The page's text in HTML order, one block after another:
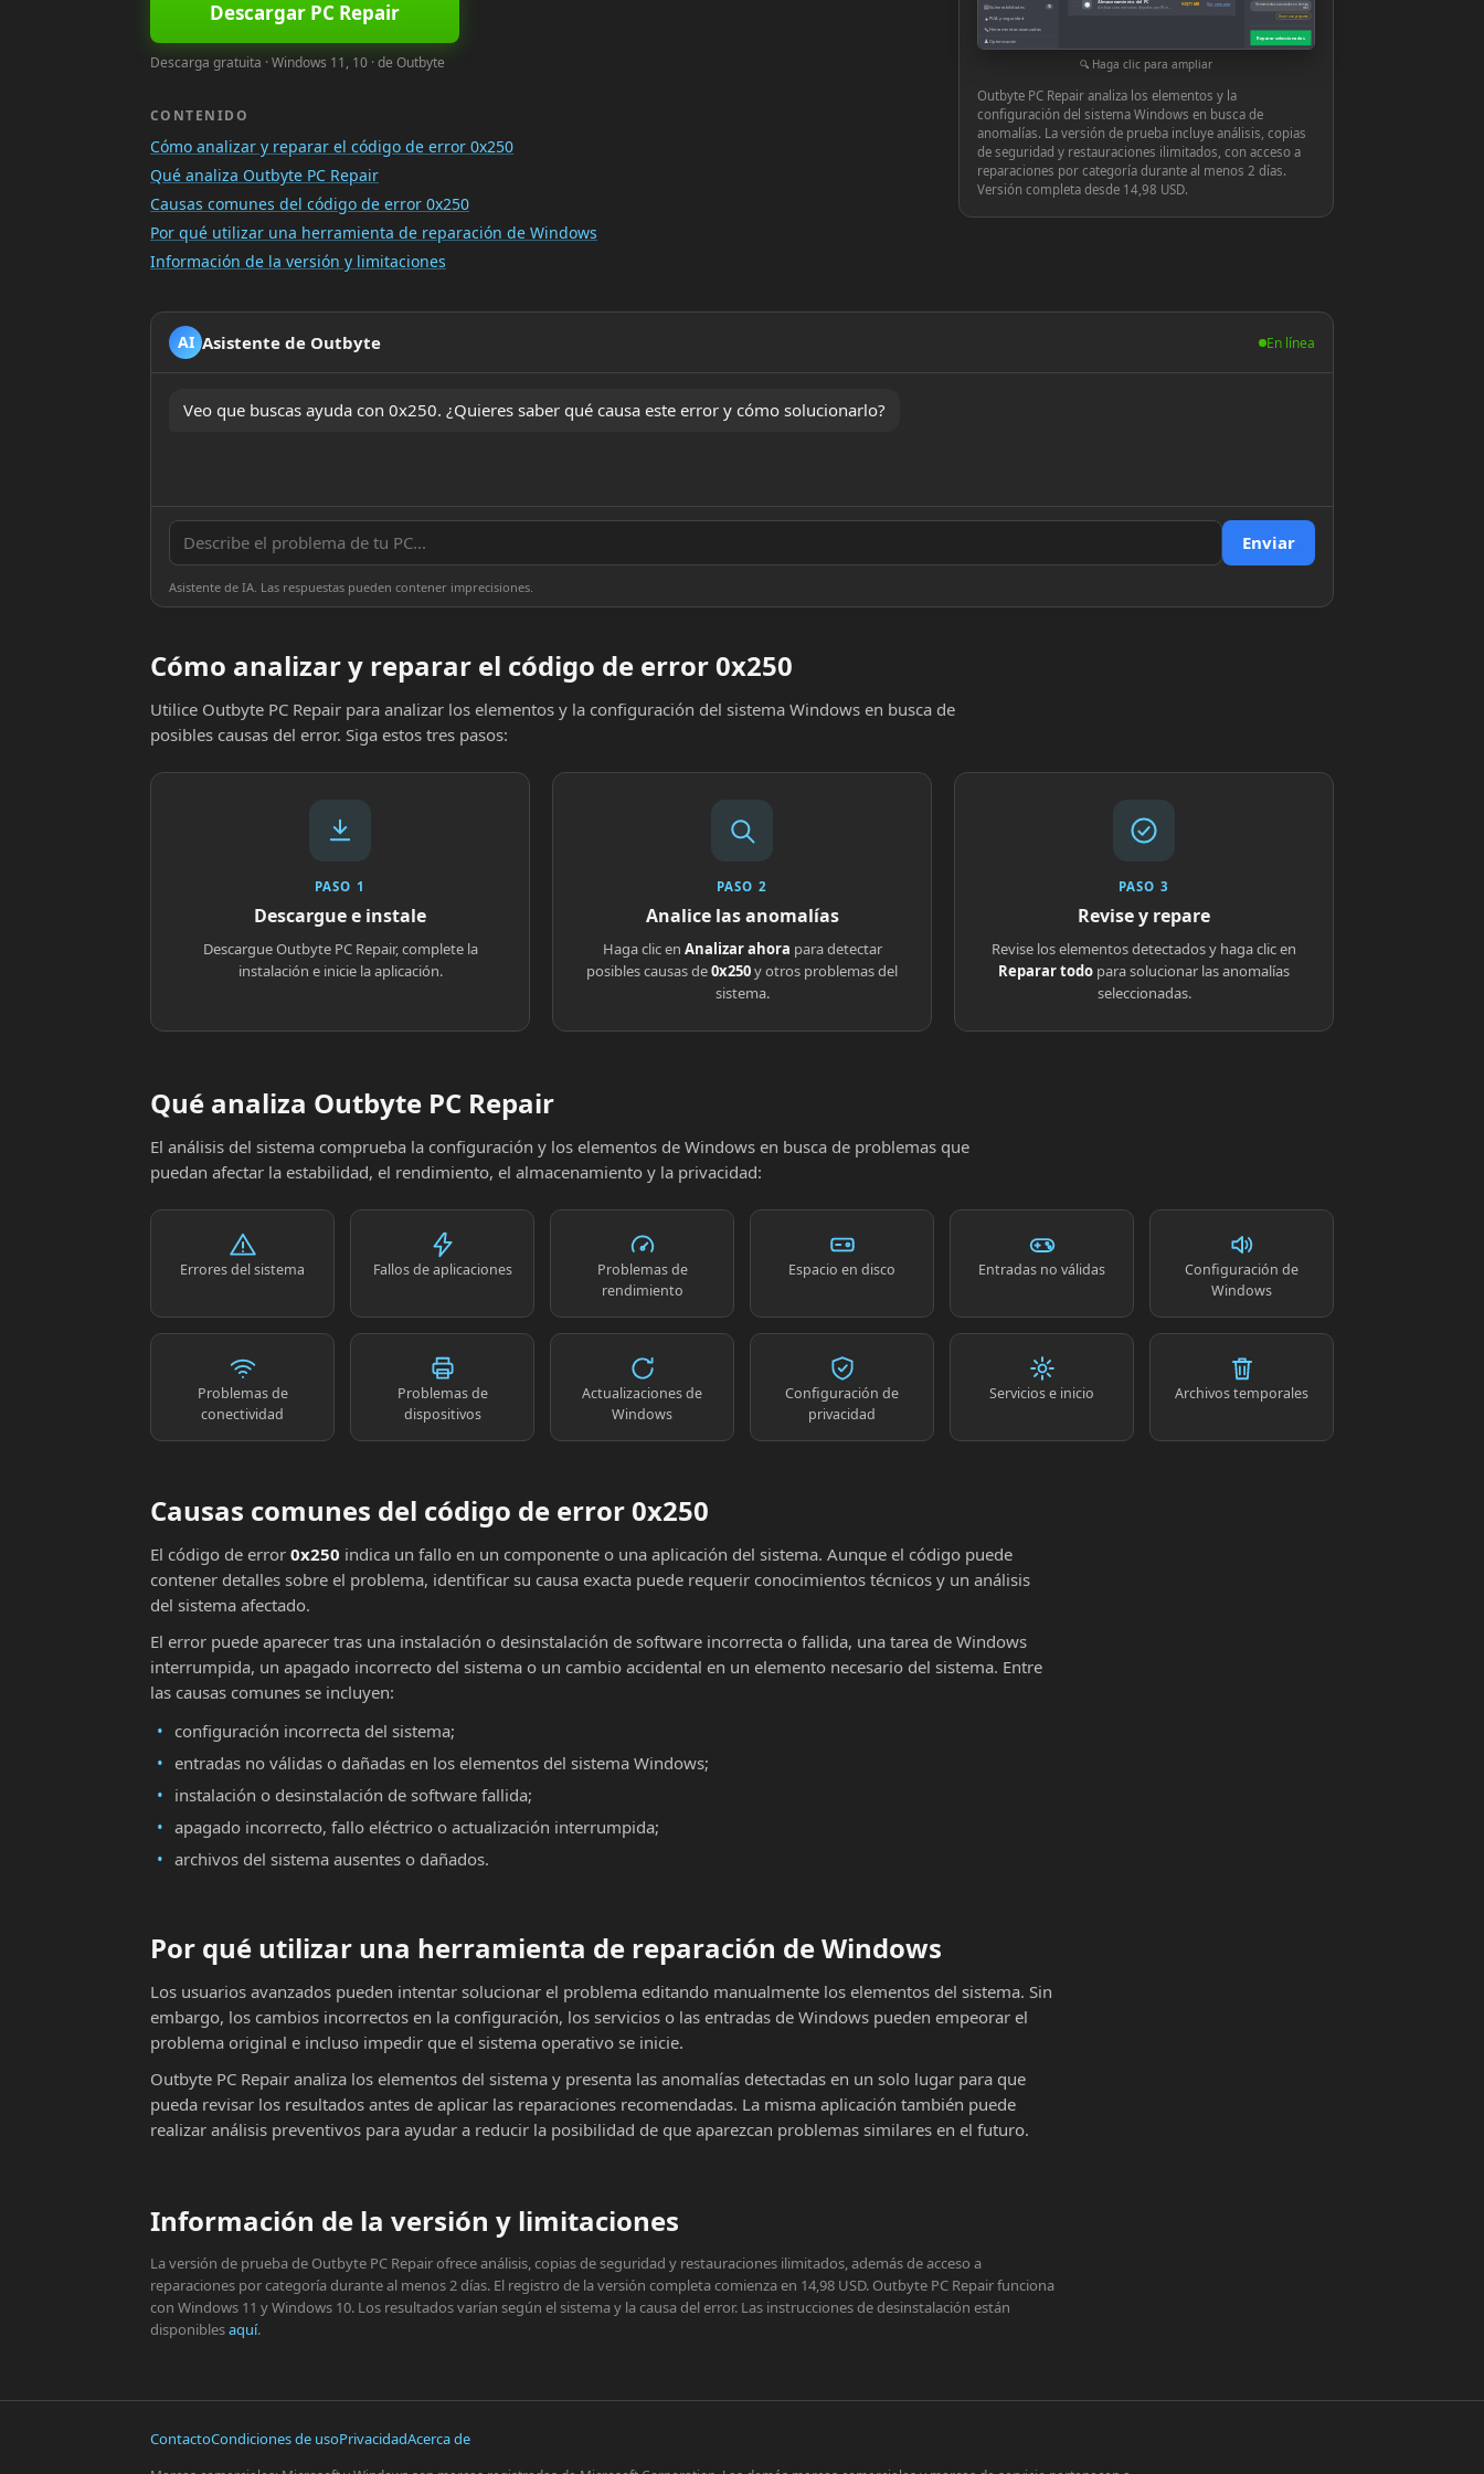
Descargar PC Repair
Descarga gratuita · Windows 11, 10 · de Outbyte
CONTENIDO
Cómo analizar y reparar el código de error 0x250
Qué analiza Outbyte PC Repair
Causas comunes del código de error 0x250
Por qué utilizar una herramienta de reparación de Windows
Información de la versión y limitaciones
▤Vulnerabilidades 10
● PUA y seguridad
🔧Herramientas avanzadas
♟Optimización
◉ Archivos innecesarios dejados por Windows o las aplicaciones
939,71 MB Ver y reparar Herramientas avanzadas en tiempo
real
Hacer una pregunta
Reparar seleccionados
Haga clic para ampliar
Outbyte PC Repair analiza los elementos y la
configuración del sistema Windows en busca de
anomalías. La versión de prueba incluye análisis, copias
de seguridad y restauraciones ilimitados, con acceso a
reparaciones por categoría durante al menos 2 días.
Versión completa desde 14,98 USD.
AI Asistente de Outbyte En línea
Veo que buscas ayuda con 0x250. ¿Quieres saber qué causa este error y cómo solucionarlo?
Enviar
Asistente de IA. Las respuestas pueden contener imprecisiones.
Cómo analizar y reparar el código de error 0x250
Utilice Outbyte PC Repair para analizar los elementos y la configuración del sistema Windows en busca de
posibles causas del error. Siga estos tres pasos:
PASO 1
Descargue e instale
Descargue Outbyte PC Repair, complete la
instalación e inicie la aplicación.
PASO 2
Analice las anomalías
Haga clic en Analizar ahora para detectar
posibles causas de0x250y otros problemas del
sistema.
PASO 3
Revise y repare
Revise los elementos detectados y haga clic en
Reparar todo para solucionar las anomalías
seleccionadas.
Qué analiza Outbyte PC Repair
El análisis del sistema comprueba la configuración y los elementos de Windows en busca de problemas que
puedan afectar la estabilidad, el rendimiento, el almacenamiento y la privacidad:
Errores del sistema Fallos de aplicaciones
Problemas de
rendimiento
Espacio en disco Entradas no válidas
Configuración de
Windows
Problemas de
conectividad
Problemas de
dispositivos
Actualizaciones de
Windows
Configuración de
privacidad
Servicios e inicio Archivos temporales
Causas comunes del código de error 0x250
El código de error 0x250 indica un fallo en un componente o una aplicación del sistema. Aunque el código puede
contener detalles sobre el problema, identificar su causa exacta puede requerir conocimientos técnicos y un análisis
del sistema afectado.
El error puede aparecer tras una instalación o desinstalación de software incorrecta o fallida, una tarea de Windows
interrumpida, un apagado incorrecto del sistema o un cambio accidental en un elemento necesario del sistema. Entre
las causas comunes se incluyen:
configuración incorrecta del sistema;
entradas no válidas o dañadas en los elementos del sistema Windows;
instalación o desinstalación de software fallida;
apagado incorrecto, fallo eléctrico o actualización interrumpida;
archivos del sistema ausentes o dañados.
Por qué utilizar una herramienta de reparación de Windows
Los usuarios avanzados pueden intentar solucionar el problema editando manualmente los elementos del sistema. Sin
embargo, los cambios incorrectos en la configuración, los servicios o las entradas de Windows pueden empeorar el
problema original e incluso impedir que el sistema operativo se inicie.
Outbyte PC Repair analiza los elementos del sistema y presenta las anomalías detectadas en un solo lugar para que
pueda revisar los resultados antes de aplicar las reparaciones recomendadas. La misma aplicación también puede
realizar análisis preventivos para ayudar a reducir la posibilidad de que aparezcan problemas similares en el futuro.
Información de la versión y limitaciones
La versión de prueba de Outbyte PC Repair ofrece análisis, copias de seguridad y restauraciones ilimitados, además de acceso a
reparaciones por categoría durante al menos 2 días. El registro de la versión completa comienza en 14,98 USD. Outbyte PC Repair funciona
con Windows 11 y Windows 10. Los resultados varían según el sistema y la causa del error. Las instrucciones de desinstalación están
disponiblesaquí.
ContactoCondiciones de usoPrivacidadAcerca de